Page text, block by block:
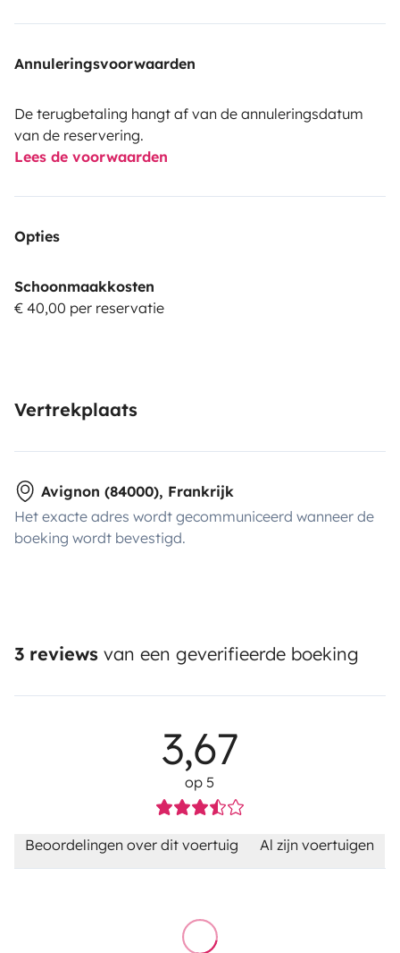
Annuleringsvoorwaarden
De terugbetaling hangt af van de annuleringsdatum
van de reservering.
Lees de voorwaarden
Opties
Schoonmaakkosten
€ 40,00 per reservatie
Vertrekplaats
Avignon (84000), Frankrijk
Het exacte adres wordt gecommuniceerd wanneer de
boeking wordt bevestigd.
3 reviews van een geverifieerde boeking
3,67
op 5
Beoordelingen over dit voertuig Al zijn voertuigen